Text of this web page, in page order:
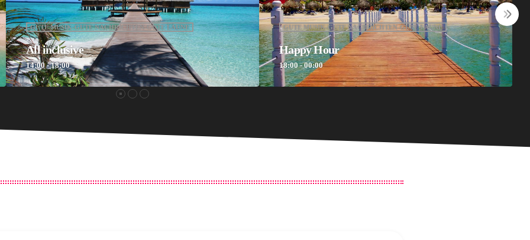
GUTE MUSIK-GUTE NACHRICHTEN-GUTE LAUNE
Happy Hour
18:00 - 00:00
GUTE MUSIK-GUTE NACHRICHTEN-GUTE LAUNE
Nightfly
00:00 - 06:00